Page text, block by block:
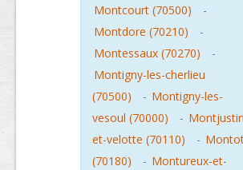
Montcourt (70500)
-
Montdore (70210)
-
Montessaux (70270)
-
Montigny-les-cherlieu
(70500)
- Montigny-les-
vesoul (70000)
-
et-velotte (70110)
-
(70180)
- Montureux-et-